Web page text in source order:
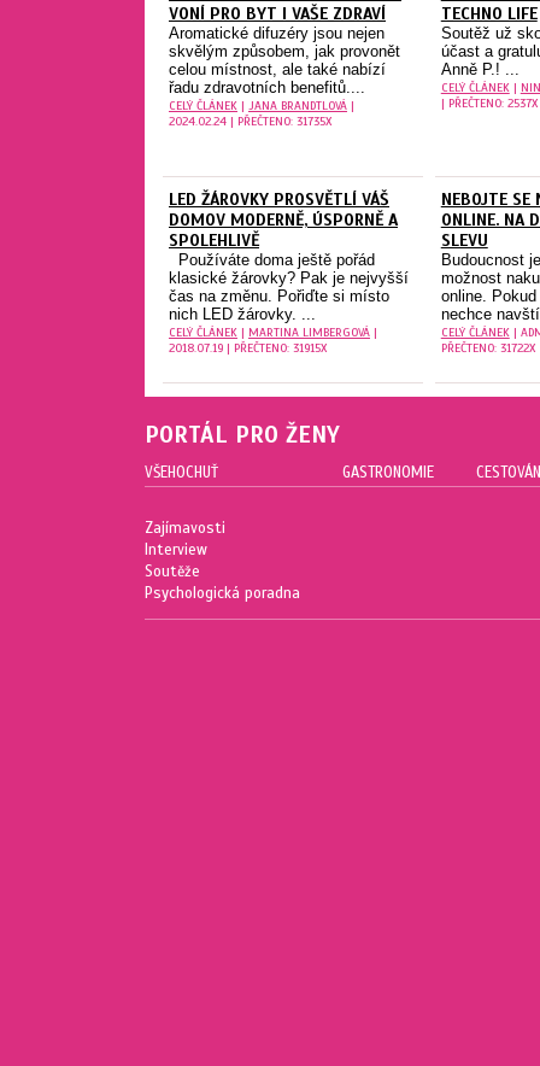
VONÍ PRO BYT I VAŠE ZDRAVÍ
Aromatické difuzéry jsou nejen
skvělým způsobem, jak provonět
celou místnost, ale také nabízí
řadu zdravotních benefitů....
CELÝ ČLÁNEK | JANA BRANDTLOVÁ |
2024.02.24 | PŘEČTENO: 31735X
TECHNO LIFE
Soutěž už
účast a
Anně P.! ...
CELÝ ČLÁNEK|
| PŘEČTENO: 2537X
LED ŽÁROVKY PROSVĚTLÍ VÁŠ
DOMOV MODERNĚ, ÚSPORNĚ A
SPOLEHLIVĚ
Používáte doma ještě pořád
klasické žárovky? Pak je nejvyšší
čas na změnu. Pořiďte si místo
nich LED žárovky. ...
CELÝ ČLÁNEK | MARTINA LIMBERGOVÁ |
2018.07.19 | PŘEČTENO: 31915X
NEBOJTE SE
ONLINE. NA
SLEVU
Budoucnost
možnost
online.
nechce
CELÝ ČLÁNEK|
PŘEČTENO: 31722X
PORTÁL PRO ŽENY
VŠEHOCHUŤ
Zajímavosti
Interview
Soutěže
Psychologická poradna
GASTRONOMIE